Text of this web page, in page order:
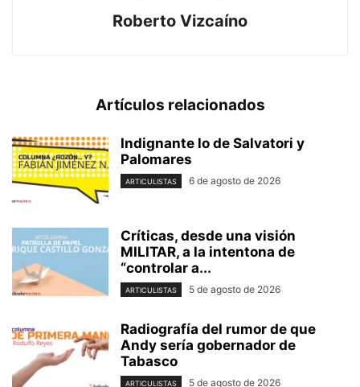
Roberto Vizcaíno
Artículos relacionados
Indignante lo de Salvatori y
Palomares
ARTICULISTAS 6 de agosto de 2026
Críticas, desde una visión
MILITAR, a la intentona de
“controlar a...
ARTICULISTAS 5 de agosto de 2026
Radiografía del rumor de que
Andy sería gobernador de
Tabasco
ARTICULISTAS 5 de agosto de 2026